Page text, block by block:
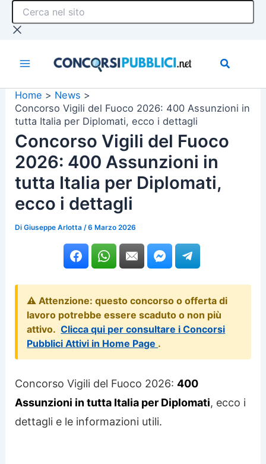
Cerca
sito
Home
News
Concorso Vigili del Fuoco 2026: 400 Assunzioni in
tutta Italia per Diplomati, ecco i dettagli
Concorso Vigili del Fuoco
2026: 400 Assunzioni in
tutta Italia per Diplomati,
ecco i dettagli
DiGiuseppe Arlotta /6 Marzo 2026
⚠️ Attenzione: questo concorso o offerta di
lavoro potrebbe essere scaduto o non più
attivo. Clicca qui per consultare i Concorsi
Pubblici Attivi in Home Page .
Concorso Vigili del Fuoco 2026:400
Assunzioni in tutta Italia per Diplomati, ecco i
dettagli e le informazioni utili.